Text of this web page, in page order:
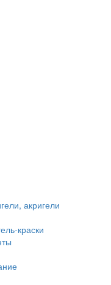
акригели
краски